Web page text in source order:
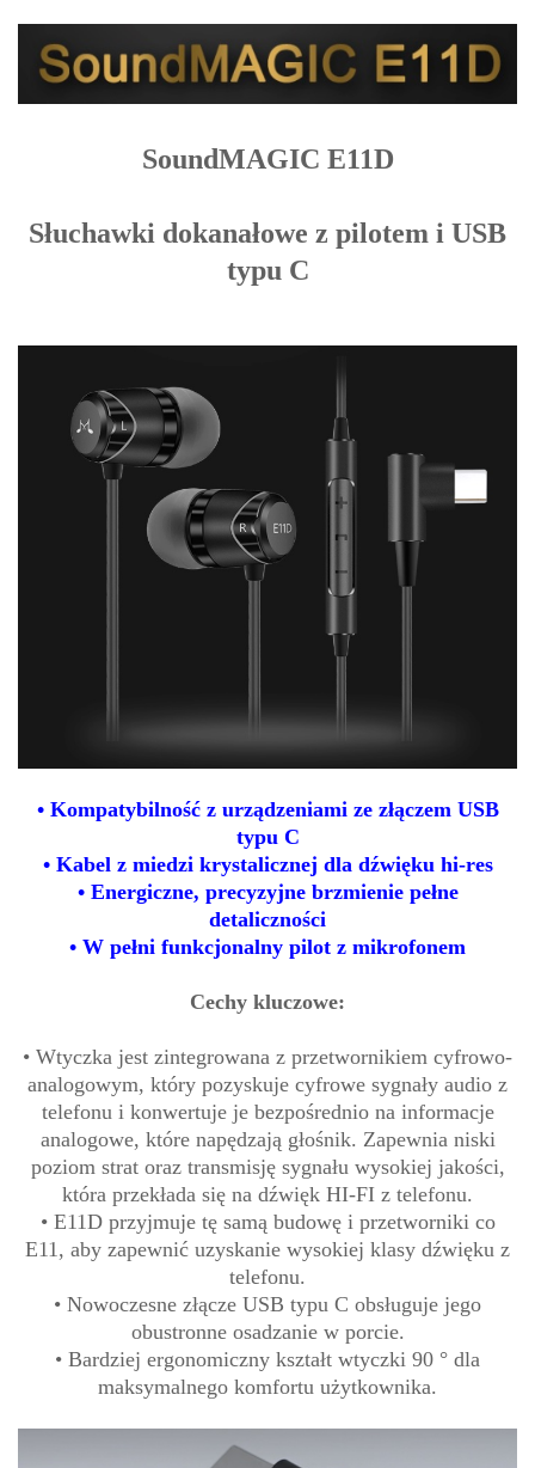
SoundMAGIC E11D
Słuchawki dokanałowe z pilotem i USB
typu C
• Kompatybilność z urządzeniami ze złączem USB
typu C
• Kabel z miedzi krystalicznej dla dźwięku hi-res
• Energiczne, precyzyjne brzmienie pełne
detaliczności
• W pełni funkcjonalny pilot z mikrofonem
Cechy kluczowe:
• Wtyczka jest zintegrowana z przetwornikiem cyfrowo-
analogowym, który pozyskuje cyfrowe sygnały audio z
telefonu i konwertuje je bezpośrednio na informacje
analogowe, które napędzają głośnik. Zapewnia niski
poziom strat oraz transmisję sygnału wysokiej jakości,
która przekłada się na dźwięk HI-FI z telefonu.
• E11D przyjmuje tę samą budowę i przetworniki co
E11, aby zapewnić uzyskanie wysokiej klasy dźwięku z
telefonu.
• Nowoczesne złącze USB typu C obsługuje jego
obustronne osadzanie w porcie.
• Bardziej ergonomiczny kształt wtyczki 90 ° dla
maksymalnego komfortu użytkownika.